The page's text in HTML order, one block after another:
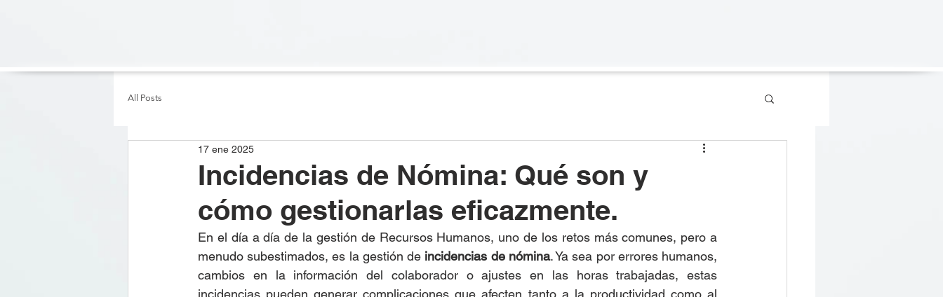
All Posts
Incidencias de Nómina: Qué son y
cómo gestionarlas eficazmente.
17 ene 2025
En el día a día de la gestión de Recursos Humanos, uno de los retos más comunes, pero a
menudo subestimados, es la gestión de incidencias de nómina. Ya sea por errores humanos,
cambios en la información del colaborador o ajustes en las horas trabajadas, estas
incidencias pueden generar complicaciones que afecten tanto a la productividad como al